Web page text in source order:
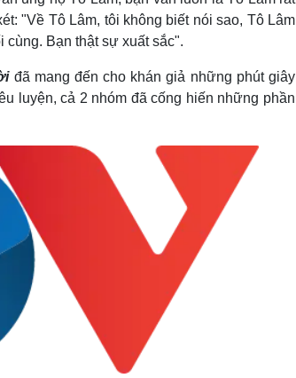
"Về Tô Lâm, tôi không biết nói sao, Tô Lâm
cùng. Bạn thật sự xuất sắc".
đã mang đến cho khán giả những phút giây
luyện, cả 2 nhóm đã cống hiến những phần